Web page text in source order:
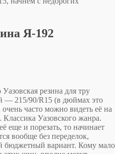
Я-192
резина для тру
— 215/90/R15 (в дюймах это
часто можно видеть её на
Уазовского жанра.
еще и порезать, то начинает
вообще без переделок,
бюджетный вариант. Кому мало